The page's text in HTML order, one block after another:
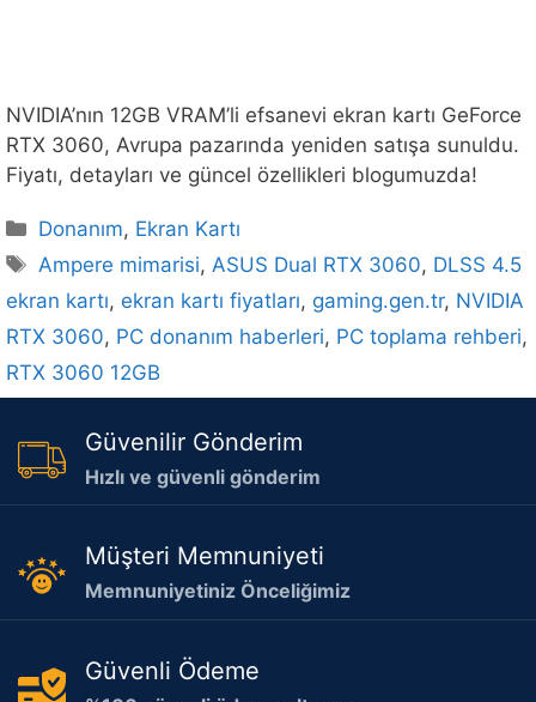
NVIDIA’nın 12GB VRAM’li efsanevi ekran kartı GeForce
RTX 3060, Avrupa pazarında yeniden satışa sunuldu.
Fiyatı, detayları ve güncel özellikleri blogumuzda!
Kategoriler
Donanım, Ekran Kartı
Etiketler
Ampere mimarisi, ASUS Dual RTX 3060, DLSS 4.5
ekran kartı, ekran kartı fiyatları, gaming.gen.tr, NVIDIA
RTX 3060, PC donanım haberleri, PC toplama rehberi,
RTX 3060 12GB
Güvenilir Gönderim
Hızlı ve güvenli gönderim
Müşteri Memnuniyeti
Memnuniyetiniz Önceliğimiz
Güvenli Ödeme